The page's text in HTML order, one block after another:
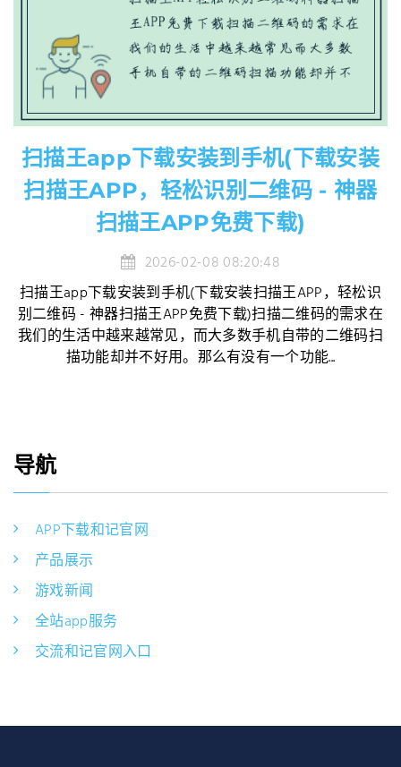
扫描王app下载安装到手机(下载安装
扫描王APP，轻松识别二维码 - 神器
扫描王APP免费下载)
2026-02-08 08:20:48
扫描王app下载安装到手机(下载安装扫描王APP，轻松识
别二维码 - 神器扫描王APP免费下载)扫描二维码的需求在
我们的生活中越来越常见，而大多数手机自带的二维码扫
描功能却并不好用。那么有没有一个功能...
导航
APP下载和记官网
产品展示
游戏新闻
全站app服务
交流和记官网入口